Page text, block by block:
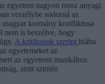
egyetem nagyon rossz anyagi
veszélybe sodorná az
magyar kormány konfliktusa
nem is beszélve, hogy
A kritikusok szerint hiába
egyetemeket az
az egyetemi munkához
amit szintén